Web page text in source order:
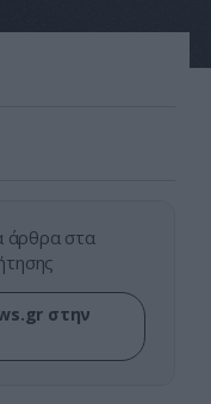
άρθρα στα
στην